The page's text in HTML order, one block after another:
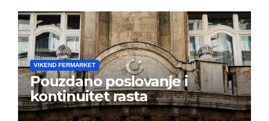
VIKEND FERMARKET
Pouzdano poslovanje i
kontinuitet rasta